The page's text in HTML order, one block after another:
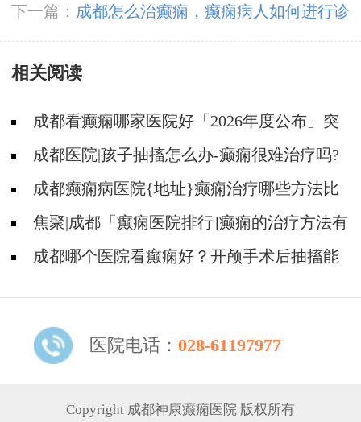
癫痫呢?
下一篇： 成都怎么治癫痫，癫痫病人如何进行诊
断？
相关阅读
成都看癫痫哪家医院好「2026年度公布」突
发癫痫如何急救?
成都医院|孩子抽搐怎么办-癫痫很难治疗吗?
成都癫痫病医院{地址}癫痫治疗哪些方法比
较好?焦聚|成都「癫痫医院排行]癫痫的治疗方法有
哪些见效快的?
成都哪个医院看癫痫好？开颅手术后抽搐能
医院电话： 028-61197977
Copyright 成都神康癫痫医院 版权所有